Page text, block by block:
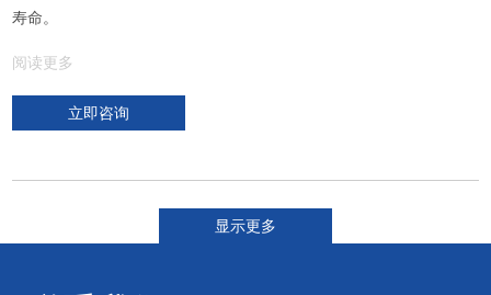
寿命。
阅读更多
立即咨询
显示更多